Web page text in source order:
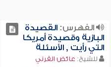
الفهرس:القصيدة
البازية وقصيدة أمريكا
التي رأيت , الأسئلة
للشيخ: عائض القرني